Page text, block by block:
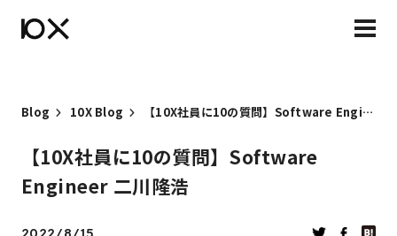
Blog 10X Blog 【10X社員に10の質問】Software Engineer 二川隆浩
【10X社員に10の質問】Software
Engineer 二川隆浩